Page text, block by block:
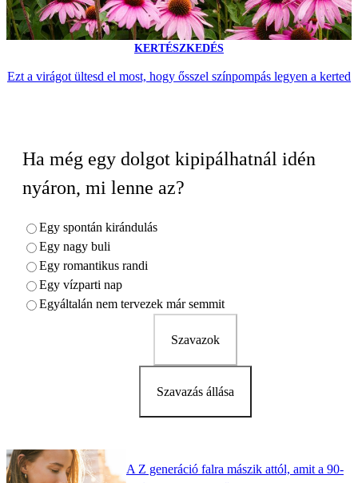
KERTÉSZKEDÉS
Ezt a virágot ültesd el most, hogy ősszel színpompás legyen a kerted
Ha még egy dolgot kipipálhatnál idén
nyáron, mi lenne az?
Egy spontán kirándulás
Egy nagy buli
Egy romantikus randi
Egy vízparti nap
Egyáltalán nem tervezek már semmit
Szavazok
Szavazás állása
A Z generáció falra mászik attól, amit a 90-